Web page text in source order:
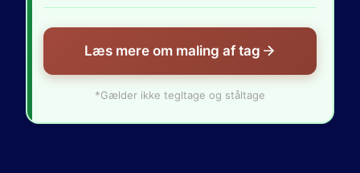
Læs mere om maling af tag
*Gælder ikke tegltage og ståltage